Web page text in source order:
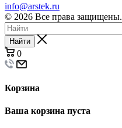
info@arstek.ru
© 2026 Все права защищены.
Найти
0
Корзина
Ваша корзина пуста